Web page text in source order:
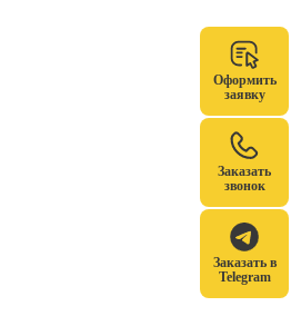
Оформить
заявку
Заказать
звонок
Заказать в
Telegram